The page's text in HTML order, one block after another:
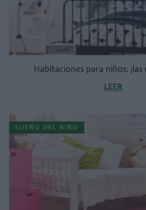
Habitaciones para niños:
LEER
SUEÑO DEL NIÑO